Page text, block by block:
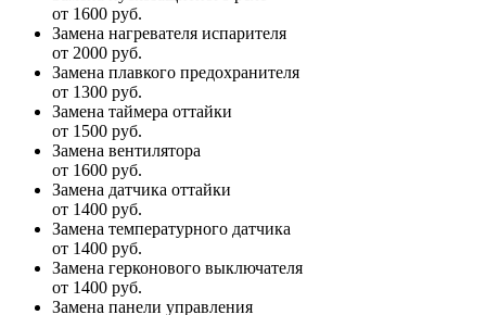
от 1600 руб.
Замена нагревателя испарителя
от 2000 руб.
Замена плавкого предохранителя
от 1300 руб.
Замена таймера оттайки
от 1500 руб.
Замена вентилятора
от 1600 руб.
Замена датчика оттайки
от 1400 руб.
Замена температурного датчика
от 1400 руб.
Замена герконового выключателя
от 1400 руб.
Замена панели управления